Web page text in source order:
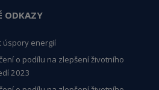
ODKAZY
úspory energií
o podílu na zlepšení životního
2023